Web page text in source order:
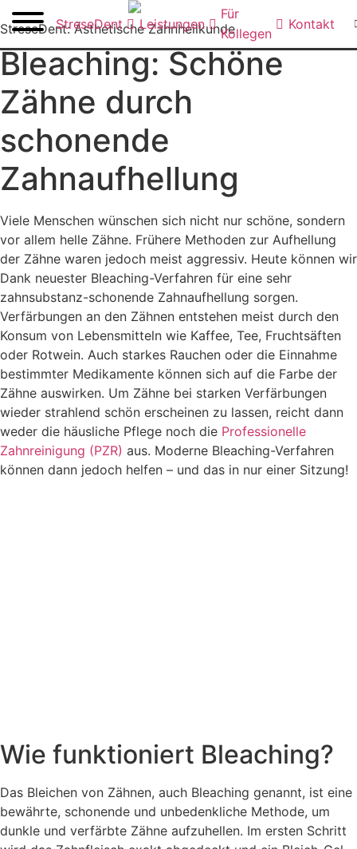
Zum
Inhalt
springen
StreseDent Leistungen
Für
Kollegen
Kontakt
StreseDent: Ästhetische Zahnheilkunde
Bleaching: Schöne
Zähne durch
schonende
Zahnaufhellung
Viele Menschen wünschen sich nicht nur schöne, sondern
vor allem helle Zähne. Frühere Methoden zur Aufhellung
der Zähne waren jedoch meist aggressiv. Heute können wir
Dank neuester Bleaching-Verfahren für eine sehr
zahnsubstanz-schonende Zahnaufhellung sorgen.
Verfärbungen an den Zähnen entstehen meist durch den
Konsum von Lebensmitteln wie Kaffee, Tee, Fruchtsäften
oder Rotwein. Auch starkes Rauchen oder die Einnahme
bestimmter Medikamente können sich auf die Farbe der
Zähne auswirken. Um Zähne bei starken Verfärbungen
wieder strahlend schön erscheinen zu lassen, reicht dann
weder die häusliche Pflege noch die Professionelle
Zahnreinigung (PZR) aus. Moderne Bleaching-Verfahren
können dann jedoch helfen – und das in nur einer Sitzung!
Wie funktioniert Bleaching?
Das Bleichen von Zähnen, auch Bleaching genannt, ist eine
bewährte, schonende und unbedenkliche Methode, um
dunkle und verfärbte Zähne aufzuhellen. Im ersten Schritt